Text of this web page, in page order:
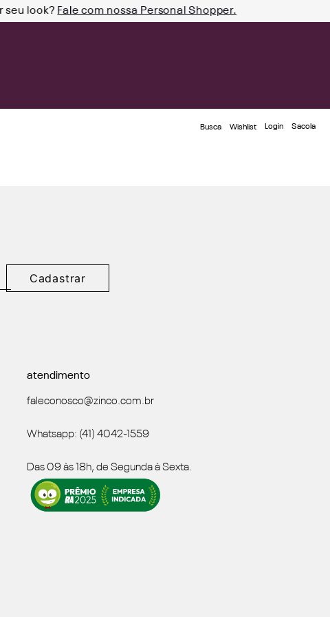
seu look? Fale com nossa Personal Shopper.
Busca Wishlist Login
Cadastrar
atendimento
faleconosco@zinco.com.br
Whatsapp: (41) 4042-1559
Das 09 às 18h, de Segunda à Sexta.